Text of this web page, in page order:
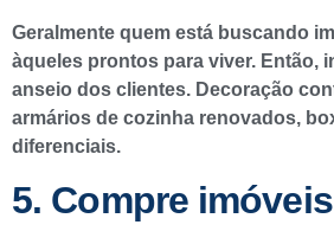
Geralmente quem está buscando
àqueles prontos para viver. Então,
anseio dos clientes. Decoração
armários de cozinha renovados,
diferenciais.
5. Compre